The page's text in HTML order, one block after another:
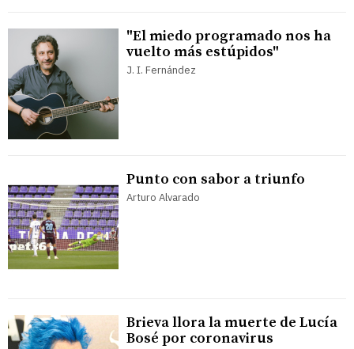
"El miedo programado nos ha
vuelto más estúpidos"
J. I. Fernández
Punto con sabor a triunfo
Arturo Alvarado
Brieva llora la muerte de Lucía
Bosé por coronavirus